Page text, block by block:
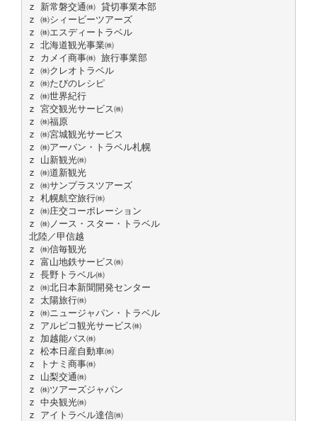
z 新常磐交通㈱ 貸切事業本部
z ㈱シィービーツアーズ
z ㈱エスディートラベル
z 北海道観光事業㈱
z カメイ商事㈱ 旅行事業部
z ㈱クレオトラベル
z ㈱たびのレシピ
z ㈱世界紀行
z 宮交観光サービス㈱
z ㈱福原
z ㈱宮城観光サービス
z ㈱アーバン・トラベル札幌
z 山新観光㈱
z ㈱道新観光
z ㈱サンプラスツアーズ
z 札幌航空旅行㈱
z ㈱庄交コーポレーション
z ㈱ノース・スター・トラベル
北陸／甲信越
z ㈱信毎観光
z 富山地鉄サービス㈱
z 長野トラベル㈱
z ㈱北日本新聞開発センター
z 太陽旅行㈱
z ㈱ニュージャパン・トラベル
z アルピコ観光サービス㈱
z 加越能バス㈱
z 松本日産自動車㈱
z トナミ商事㈱
z 山梨交通㈱
z ㈱ツアーズジャパン
z 中央観光㈱
z アイトラベル達信㈱